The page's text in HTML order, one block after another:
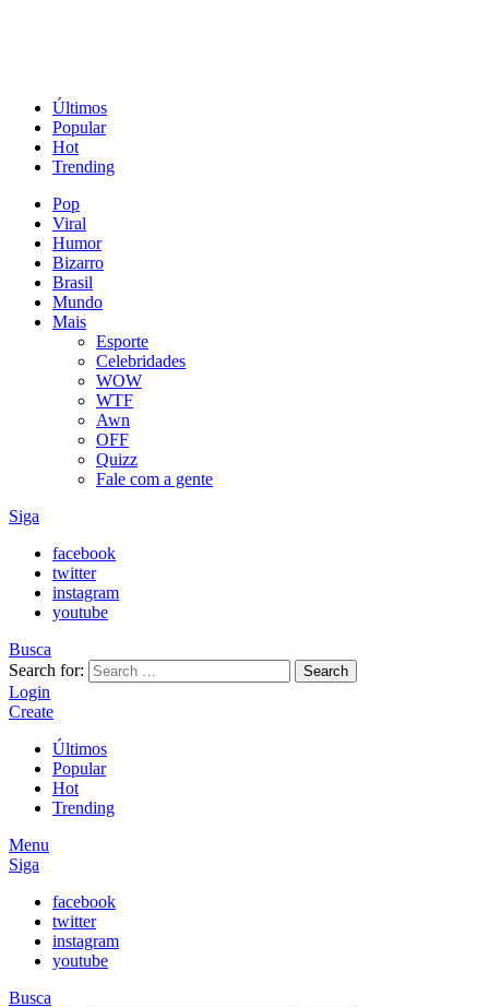
Últimos
Popular
Hot
Trending
Pop
Viral
Humor
Bizarro
Brasil
Mundo
Mais
Esporte
Celebridades
WOW
WTF
Awn
OFF
Quizz
Fale com a gente
Siga
facebook
twitter
instagram
youtube
Busca
Search for:
Search
Login
Create
Últimos
Popular
Hot
Trending
Menu
Siga
facebook
twitter
instagram
youtube
Busca